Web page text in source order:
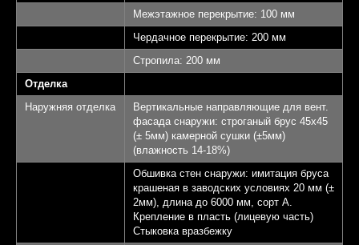
Межэтажное перекрытие: 100 мм
Чердачное перекрытие: 200 мм
Стропила: 200 мм
Отделка
Наружняя отделка
Вертикальные направляющие для вент.
фасада снаружи: строганый брус 45х45
(± 5мм) камерной сушки (±5мм)
(влажность 14-18%)
Обшивка стен снаружи: имитация бруса
крашеная в заводских условиях 20 мм (±
2мм), длина до 6000 мм, сорт А.
Крепление в пласть (лицевую часть)
Стыковка вразбежку
Спален - 3
2
Санузлов - 2
Терраса - 22,28 кв.м.
КП Афинеево Парк
Апрелевка 20 км от
Записаться на экскурсию